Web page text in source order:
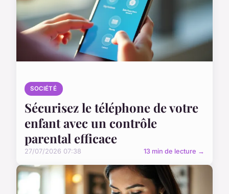
SOCIÉTÉ
Sécurisez le téléphone de votre
enfant avec un contrôle
parental efficace
27/07/2026 07:38 13 min de lecture →